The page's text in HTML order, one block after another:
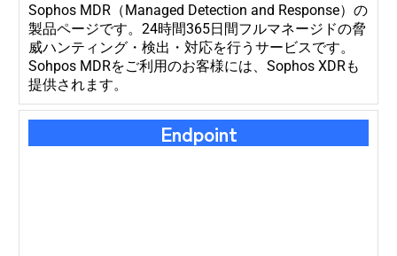
Sophos MDR（Managed Detection and Response）の
製品ページです。24時間365日間フルマネージドの脅
威ハンティング・検出・対応を行うサービスです。
Sohpos MDRをご利用のお客様には、Sophos XDRも
提供されます。
Endpoint